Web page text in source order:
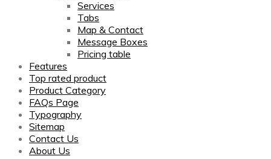
Services
Tabs
Map & Contact
Message Boxes
Pricing table
Features
Top rated product
Product Category
FAQs Page
Typography
Sitemap
Contact Us
About Us